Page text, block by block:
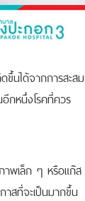
ขึ้นได้จากการสะสม
กหนึ่งโรคที่ควร
าพเล็ก ๆ หรือแก๊ส
สที่จะเป็นมากขึ้น